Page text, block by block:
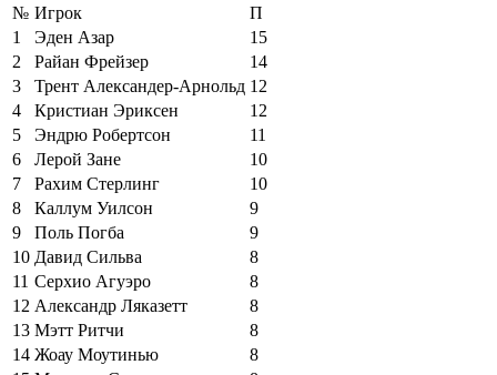
№ Игрок
П
1
Эден Азар
15
2
Райан Фрейзер
14
3
Трент Александер-Арнольд 12
4
Кристиан Эриксен
12
5
Эндрю Робертсон
11
6
Лерой Зане
10
7
Рахим Стерлинг
10
8
Каллум Уилсон
9
9
Поль Погба
9
10 Давид Сильва
8
11 Серхио Агуэро
8
12 Александр Ляказетт
8
13 Мэтт Ритчи
8
14 Жоау Моутинью
8